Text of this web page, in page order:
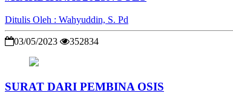
Ditulis Oleh : Wahyuddin, S. Pd
03/05/2023 352834
SURAT DARI PEMBINA OSIS